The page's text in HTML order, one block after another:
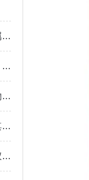
手持金属分析仪能够分析多种金属和合金材料
便携式荧光分析仪可适用于野外、现场检测等各种复杂环境
巴斯德手持光谱仪能够准确测量物质的光谱特性
便携式荧光分析仪的结构组成及其作用
检测数值偏差大？合金材料分析仪常见故障成因与排查方案